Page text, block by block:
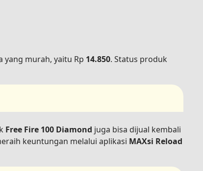
yang murah, yaitu Rp 14.850. Status produk
Free Fire 100 Diamond juga bisa dijual kembali
keuntungan melalui aplikasi MAXsi Reload